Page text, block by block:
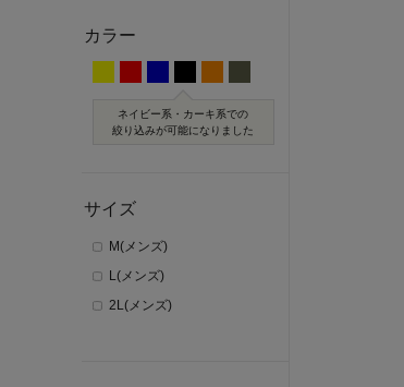
カラー
ネイビー系・カーキ系での
絞り込みが可能になりました
サイズ
M(メンズ)
L(メンズ)
2L(メンズ)